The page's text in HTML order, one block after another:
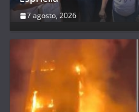
7 agosto, 2026